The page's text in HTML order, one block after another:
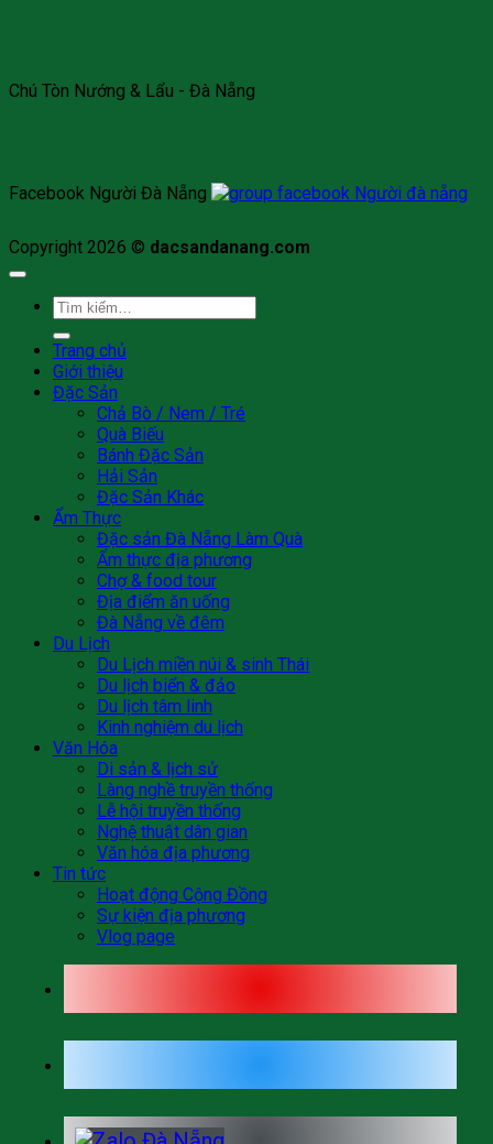
Chú Tòn Nướng & Lẩu - Đà Nẵng
Facebook Người Đà Nẵng
Copyright 2026 © dacsandanang.com
Tìm
kiếm:
Trang chủ
Giới thiệu
Đặc Sản
Chả Bò / Nem / Tré
Quà Biếu
Bánh Đặc Sản
Hải Sản
Đặc Sản Khác
Ẩm Thực
Đặc sản Đà Nẵng Làm Quà
Ẩm thực địa phương
Chợ & food tour
Địa điểm ăn uống
Đà Nẵng về đêm
Du Lịch
Du Lịch miền núi & sinh Thái
Du lịch biển & đảo
Du lịch tâm linh
Kinh nghiệm du lịch
Văn Hóa
Di sản & lịch sử
Làng nghề truyền thống
Lễ hội truyền thống
Nghệ thuật dân gian
Văn hóa địa phương
Tin tức
Hoạt động Cộng Đồng
Sự kiện địa phương
Vlog page